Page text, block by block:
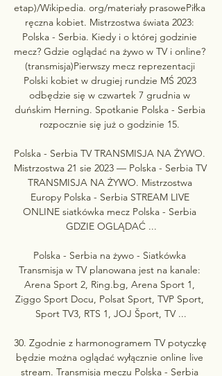
etap)/Wikipedia. org/materiały prasowePiłka
ręczna kobiet. Mistrzostwa świata 2023:
Polska - Serbia. Kiedy i o której godzinie
mecz? Gdzie oglądać na żywo w TV i online?
(transmisja)Pierwszy mecz reprezentacji
Polski kobiet w drugiej rundzie MŚ 2023
odbędzie się w czwartek 7 grudnia w
duńskim Herning. Spotkanie Polska - Serbia
rozpocznie się już o godzinie 15.
Polska - Serbia TV TRANSMISJA NA ŻYWO.
Mistrzostwa 21 sie 2023 — Polska - Serbia TV
TRANSMISJA NA ŻYWO. Mistrzostwa
Europy Polska - Serbia STREAM LIVE
ONLINE siatkówka mecz Polska - Serbia
GDZIE OGLĄDAĆ ...
Polska - Serbia na żywo - Siatkówka
Transmisja w TV planowana jest na kanale:
Arena Sport 2, Ring.bg, Arena Sport 1,
Ziggo Sport Docu, Polsat Sport, TVP Sport,
Sport TV3, RTS 1, JOJ Šport, TV ...
30. Zgodnie z harmonogramem TV potyczkę
będzie można oglądać wyłącznie online live
stream. Transmisja meczu Polska - Serbia